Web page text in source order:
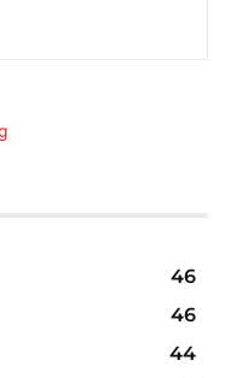
46
46
44